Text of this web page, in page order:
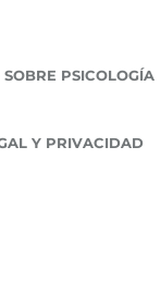
PSICOLOGÍA
Y PRIVACIDAD